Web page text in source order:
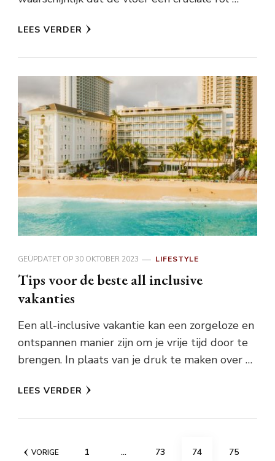
LEES VERDER
GEÜPDATET OP 30 OKTOBER 2023 LIFESTYLE
Tips voor de beste all inclusive
vakanties
Een all-inclusive vakantie kan een zorgeloze en
ontspannen manier zijn om je vrije tijd door te
brengen. In plaats van je druk te maken over …
LEES VERDER
Berichten
VORIGE PAGINA
1 … PAGINA
73 PAGINA
74 PAGINA
75